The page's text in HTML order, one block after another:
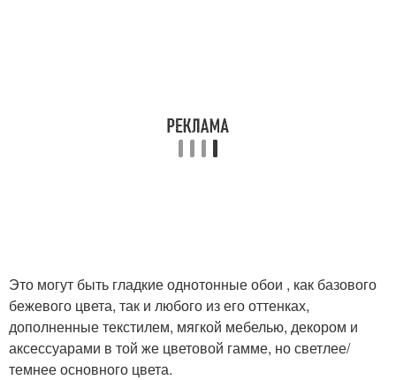
Это могут быть гладкие однотонные обои , как базового
бежевого цвета, так и любого из его оттенках,
дополненные текстилем, мягкой мебелью, декором и
аксессуарами в той же цветовой гамме, но светлее/
темнее основного цвета.